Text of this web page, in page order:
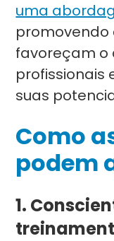
uma
promovendo
favoreçam o
profissionais
suas
Como
podem
1.